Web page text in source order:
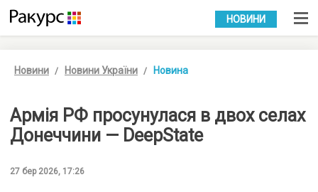
УКР РУС
НОВИНИ
Новини Новини України Новина
Армія РФ просунулася в двох селах
Донеччини — DeepState
27 бер 2026, 17:26